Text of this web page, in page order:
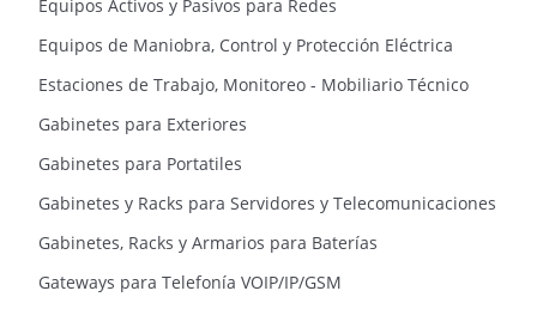
Equipos Activos y Pasivos para Redes
Equipos de Maniobra, Control y Protección Eléctrica
Estaciones de Trabajo, Monitoreo - Mobiliario Técnico
Gabinetes para Exteriores
Gabinetes para Portatiles
Gabinetes y Racks para Servidores y Telecomunicaciones
Gabinetes, Racks y Armarios para Baterías
Gateways para Telefonía VOIP/IP/GSM